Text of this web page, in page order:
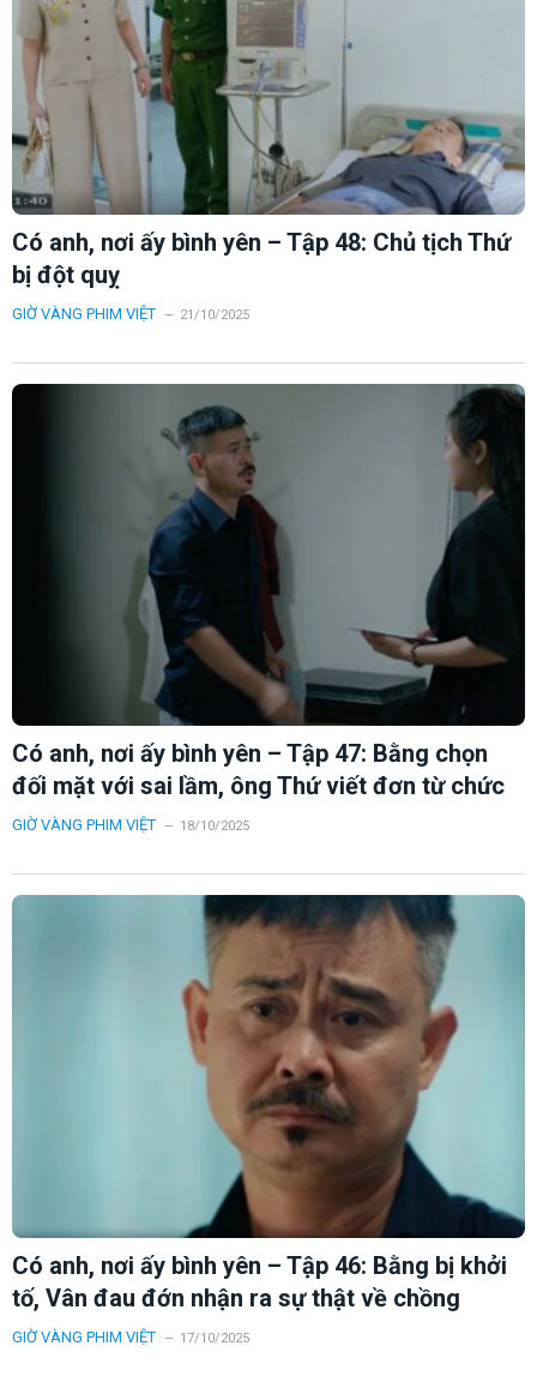
Có anh, nơi ấy bình yên – Tập 48: Chủ tịch Thứ
bị đột quỵ
GIỜ VÀNG PHIM VIỆT 21/10/2025
Có anh, nơi ấy bình yên – Tập 47: Bằng chọn
đối mặt với sai lầm, ông Thứ viết đơn từ chức
GIỜ VÀNG PHIM VIỆT 18/10/2025
Có anh, nơi ấy bình yên – Tập 46: Bằng bị khởi
tố, Vân đau đớn nhận ra sự thật về chồng
GIỜ VÀNG PHIM VIỆT 17/10/2025